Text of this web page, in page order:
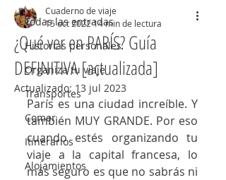
Todas las entradas
Historias personales
Organiza tu viaje
Transportes
Comer
Itinerarios
Alojamientos
¿Qué ver en PARÍS? Guía
DEFINITIVA [actualizada]
Cuaderno de viaje
15 oct 202214 min de lectura
Actualizado: 13 jul 2023
París es una ciudad increíble. Y
también MUY GRANDE. Por eso
cuando estés organizando tu
viaje a la capital francesa, lo
más seguro es que no sabrás ni